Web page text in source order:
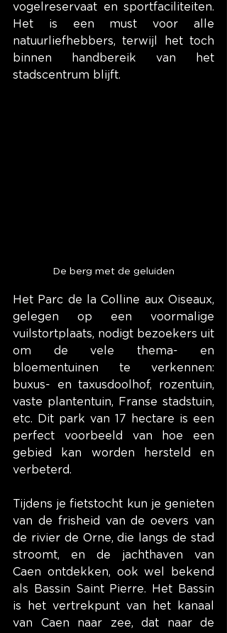
vogelreservaat en sportfaciliteiten.
Het is een must voor alle
natuurliefhebbers, terwijl het toch
binnen handbereik van het
stadscentrum blijft.
De berg met de geluiden
Het Parc de la Colline aux Oiseaux,
gelegen op een voormalige
vuilstortplaats, nodigt bezoekers uit
om de vele thema- en
bloementuinen te verkennen:
buxus- en taxusdoolhof, rozentuin,
vaste plantentuin, Franse stadstuin,
etc. Dit park van 17 hectare is een
perfect voorbeeld van hoe een
gebied kan worden hersteld en
verbeterd.
Tijdens je fietstocht kun je genieten
van de frisheid van de oevers van
de rivier de Orne, die langs de stad
stroomt, en de jachthaven van
Caen ontdekken, ook wel bekend
als Bassin Saint Pierre. Het Bassin
is het vertrekpunt van het kanaal
van Caen naar zee, dat naar de